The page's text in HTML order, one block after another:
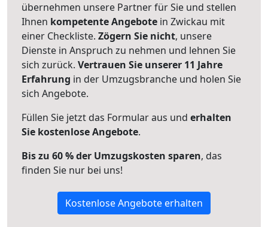
übernehmen unsere Partner für Sie und stellen
Ihnen kompetente Angebote in Zwickau mit
einer Checkliste. Zögern Sie nicht, unsere
Dienste in Anspruch zu nehmen und lehnen Sie
sich zurück. Vertrauen Sie unserer 11 Jahre
Erfahrung in der Umzugsbranche und holen Sie
sich Angebote.
Füllen Sie jetzt das Formular aus und erhalten
Sie kostenlose Angebote.
Bis zu 60 % der Umzugskosten sparen, das
finden Sie nur bei uns!
Kostenlose Angebote erhalten